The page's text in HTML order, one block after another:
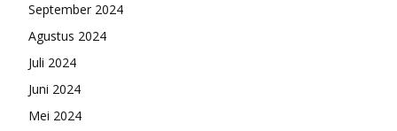
September 2024
Agustus 2024
Juli 2024
Juni 2024
Mei 2024